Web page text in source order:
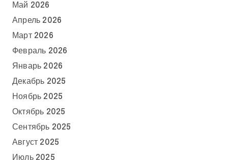
Май 2026
Апрель 2026
Март 2026
Февраль 2026
Январь 2026
Декабрь 2025
Ноябрь 2025
Октябрь 2025
Сентябрь 2025
Август 2025
Июль 2025